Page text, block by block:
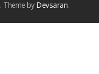
. Theme by Devsaran.